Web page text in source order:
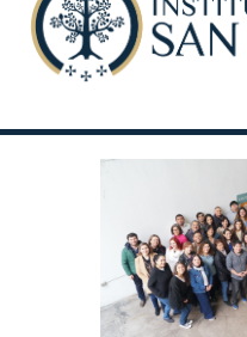
VIDA
INSTITUCIÓN
VCM
EDUCACIÓN
CONTINUA